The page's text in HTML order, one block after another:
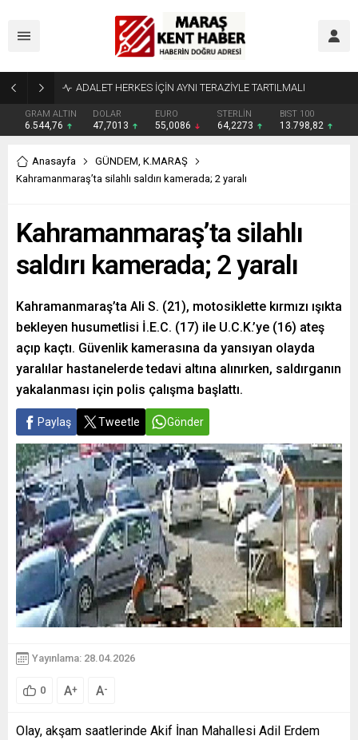
GRAM ALTIN
6.544,76
DOLAR
47,7013
EURO
55,0086
STERLİN
64,2273
BIST 100
13.798,82
Anasayfa GÜNDEM, K.MARAŞ
Kahramanmaraş’ta silahlı saldırı kamerada; 2 yaralı
Kahramanmaraş’ta silahlı
saldırı kamerada; 2 yaralı
Kahramanmaraş’ta Ali S. (21), motosiklette kırmızı ışıkta
bekleyen husumetlisi İ.E.C. (17) ile U.C.K.’ye (16) ateş
açıp kaçtı. Güvenlik kamerasına da yansıyan olayda
yaralılar hastanelerde tedavi altına alınırken, saldırganın
yakalanması için polis çalışma başlattı.
Paylaş Tweetle Gönder
Yayınlama: 28.04.2026
0 A+ A-
Olay, akşam saatlerinde Akif İnan Mahallesi Adil Erdem